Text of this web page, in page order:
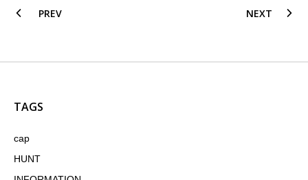
PREV NEXT
TAGS
cap
HUNT